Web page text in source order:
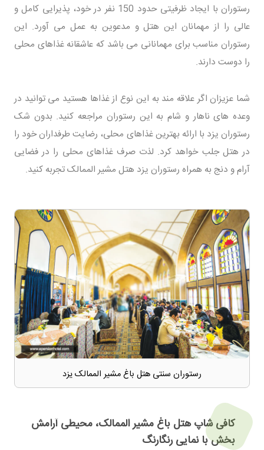
رستوران با ایجاد ظرفیتی حدود 150 نفر در خود، پذیرایی کامل و
عالی را از مهمانان این هتل و مدعوین به عمل می آورد. این
رستوران مناسب برای مهمانانی می باشد که عاشقانه غذاهای محلی
را دوست دارند.
شما عزیزان اگر علاقه مند به این نوع از غذاها هستید می توانید در
وعده های ناهار و شام به این رستوران مراجعه کنید. بدون شک
رستوران یزد با ارائه بهترین غذاهای محلی، رضایت طرفداران خود را
در هتل جلب خواهد کرد. لذت صرف غذاهای محلی را در فضایی
آرام و دنج به همراه رستوران یزد هتل مشیر الممالک تجربه کنید.
رستوران سنتی هتل باغ مشیر الممالک یزد
کافی شاپ هتل باغ مشیر الممالک، محیطی آرامش
بخش با نمایی رنگارنگ